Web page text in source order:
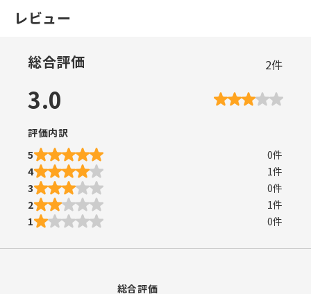
レビュー
総合評価 2件
3.0
評価内訳
5
0件
4
1件
3
0件
2
1件
1
0件